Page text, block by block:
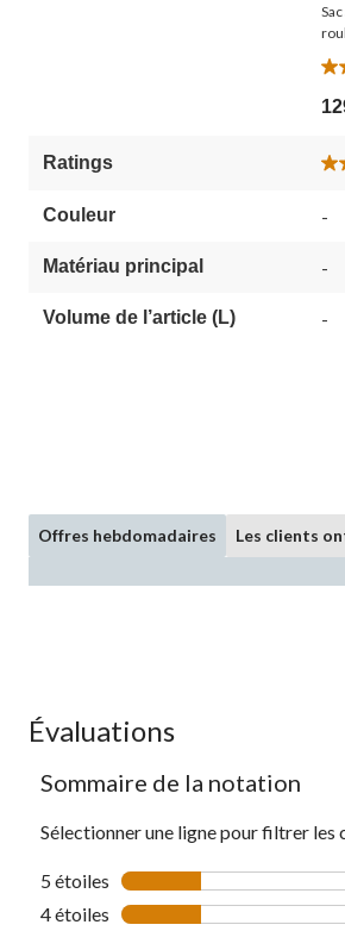
2.8
17
Ratings
Couleur -
Matériau principal -
Volume de l’article (L) -
Offres hebdomadaires Les clients
Évaluations
Sommaire de la notation
Sélectionner une ligne pour filtrer les
5 étoiles étoiles
4 étoiles étoiles